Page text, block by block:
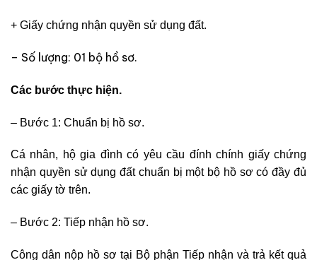
+ Giấy chứng nhận quyền sử dụng đất.
– Số lượng: 01 bộ hồ sơ.
Các bước thực hiện.
– Bước 1: Chuẩn bị hồ sơ.
Cá nhân, hộ gia đình có yêu cầu đính chính giấy chứng
nhận quyền sử dụng đất chuẩn bị một bộ hồ sơ có đầy đủ
các giấy tờ trên.
– Bước 2: Tiếp nhận hồ sơ.
Công dân nộp hồ sơ tại Bộ phận Tiếp nhận và trả kết quả